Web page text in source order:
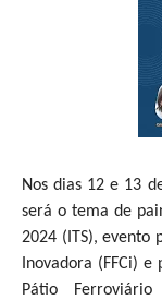
Nos dias 12 e 13
será o tema de
2024 (ITS), evento
Inovadora (FFCi)
Pátio